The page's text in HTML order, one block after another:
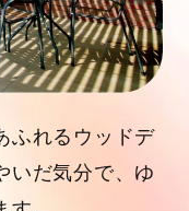
ふれるウッドデ
いだ気分で、ゆ